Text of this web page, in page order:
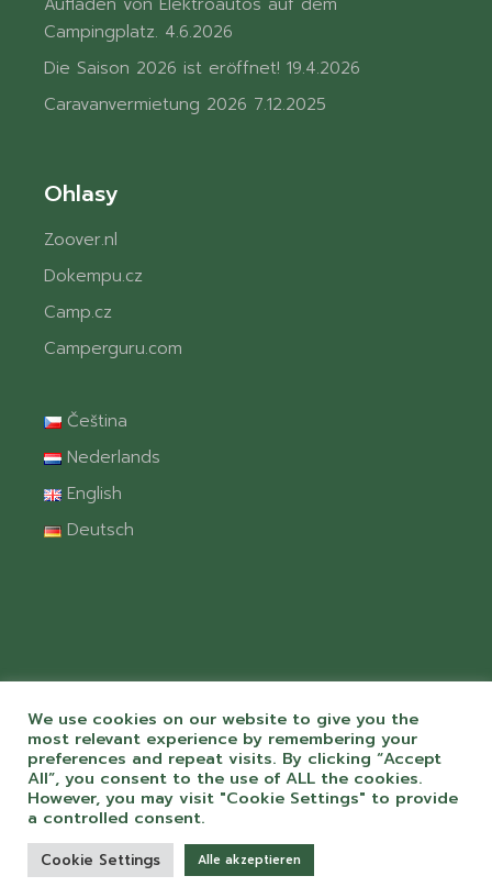
Campingplatz. 4.6.2026
Die Saison 2026 ist eröffnet! 19.4.2026
Caravanvermietung 2026 7.12.2025
Ohlasy
Zoover.nl
Dokempu.cz
Camp.cz
Camperguru.com
Čeština
Nederlands
English
Deutsch
© 2026 Camping Chvalšiny spol. s r.o. S
péčí a láskou k webům od
We use cookies on our website to give you the
most relevant experience by remembering your
preferences and repeat visits. By clicking “Accept
All”, you consent to the use of ALL the cookies.
However, you may visit "Cookie Settings" to provide
a controlled consent.
Cookie Settings Alle akzeptieren